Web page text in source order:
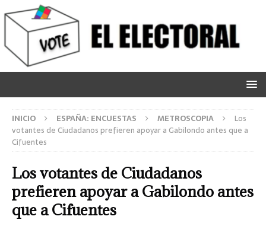
INICIO ESPAÑA: ENCUESTAS METROSCOPIA
Los
votantes de Ciudadanos prefieren apoyar a Gabilondo antes que a
Cifuentes
Los votantes de Ciudadanos
prefieren apoyar a Gabilondo antes
que a Cifuentes